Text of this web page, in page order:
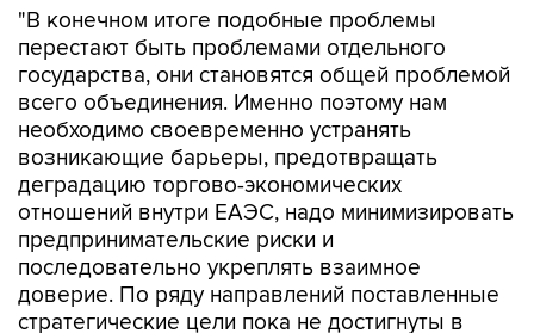
"В конечном итоге подобные проблемы
перестают быть проблемами отдельного
государства, они становятся общей проблемой
всего объединения. Именно поэтому нам
необходимо своевременно устранять
возникающие барьеры, предотвращать
деградацию торгово-экономических
отношений внутри ЕАЭС, надо минимизировать
предпринимательские риски и
последовательно укреплять взаимное
доверие. По ряду направлений поставленные
стратегические цели пока не достигнуты в